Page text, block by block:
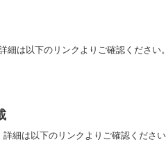
細は以下のリンクよりご確認ください。
細は以下のリンクよりご確認ください